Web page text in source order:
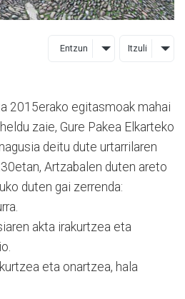
Entzun Itzuli
2015erako egitasmoak mahai
zaie, Gure Pakea Elkarteko
deitu dute urtarrilaren
Artzabalen duten areto
duten gai zerrenda:
akta irakurtzea eta
eta onartzea, hala